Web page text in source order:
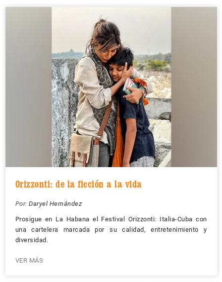
Orizzonti: de la ficción a la vida
Por: Daryel Hernández
Prosigue en La Habana el Festival Orizzonti: Italia-Cuba con
una cartelera marcada por su calidad, entretenimiento y
diversidad.
VER MÁS